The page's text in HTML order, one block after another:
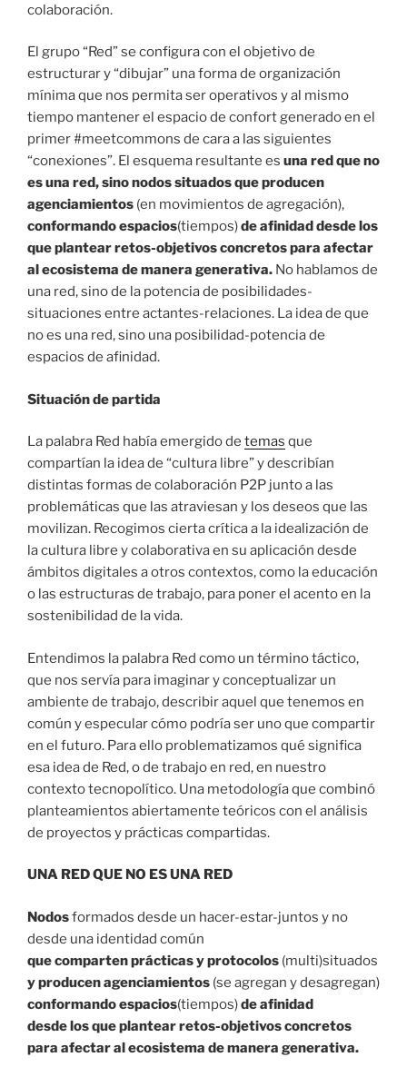
colaboración.
El grupo “Red” se configura con el objetivo de
estructurar y “dibujar” una forma de organización
mínima que nos permita ser operativos y al mismo
tiempo mantener el espacio de confort generado en el
primer #meetcommons de cara a las siguientes
“conexiones”. El esquema resultante es una red que no
es una red, sinonodos situados que producen
agenciamientos (en movimientos de agregación),
conformando espacios(tiempos)de afinidad desde los
que plantear retos-objetivos concretos para afectar
al ecosistema de manera generativa. No hablamos de
una red, sino de la potencia de posibilidades-
situaciones entre actantes-relaciones. La idea de que
no es una red, sino una posibilidad-potencia de
espacios de afinidad.
Situación de partida
La palabra Red había emergido de temas que
compartían la idea de “cultura libre” y describían
distintas formas de colaboración P2P junto a las
problemáticas que las atraviesan y los deseos que las
movilizan. Recogimos cierta crítica a la idealización de
la cultura libre y colaborativa en su aplicación desde
ámbitos digitales a otros contextos, como la educación
o las estructuras de trabajo, para poner el acento en la
sostenibilidad de la vida.
Entendimos la palabra Red como un término táctico,
que nos servía para imaginar y conceptualizar un
ambiente de trabajo, describir aquel que tenemos en
común y especular cómo podría ser uno que compartir
en el futuro. Para ello problematizamos qué significa
esa idea de Red, o de trabajo en red, en nuestro
contexto tecnopolítico. Una metodología que combinó
planteamientos abiertamente teóricos con el análisis
de proyectos y prácticas compartidas.
UNA RED QUE NO ES UNA RED
Nodosformados desde un hacer-estar-juntos y no
desde una identidad común
que comparten prácticas y protocolos (multi)situados
y producen agenciamientos (se agregan y desagregan)
conformando espacios(tiempos)de afinidad
desde los que plantear retos-objetivos concretos
para afectar al ecosistema de manera generativa.